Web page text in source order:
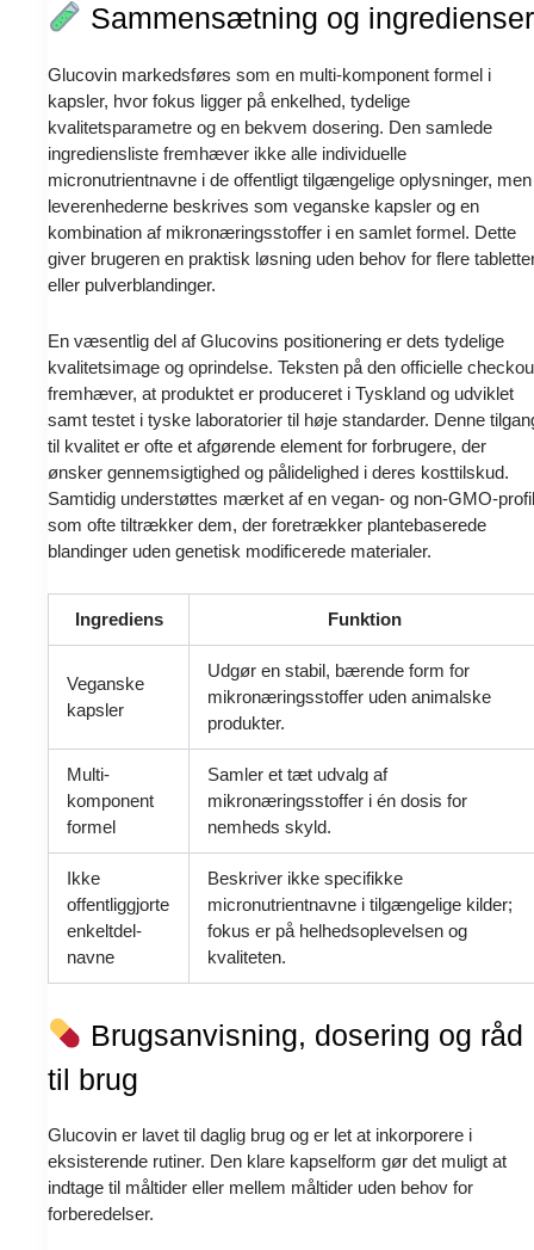
Sammensætning og ingredienser
Glucovin markedsføres som en multi-komponent formel i
kapsler, hvor fokus ligger på enkelhed, tydelige
kvalitetsparametre og en bekvem dosering. Den samlede
ingrediensliste fremhæver ikke alle individuelle
micronutrientnavne i de offentligt tilgængelige oplysninger, men
leverenhederne beskrives som veganske kapsler og en
kombination af mikronæringsstoffer i en samlet formel. Dette
giver brugeren en praktisk løsning uden behov for flere
eller pulverblandinger.
En væsentlig del af Glucovins positionering er dets tydelige
kvalitetsimage og oprindelse. Teksten på den officielle
fremhæver, at produktet er produceret i Tyskland og udviklet
samt testet i tyske laboratorier til høje standarder. Denne
til kvalitet er ofte et afgørende element for forbrugere, der
ønsker gennemsigtighed og pålidelighed i deres kosttilskud.
Samtidig understøttes mærket af en vegan- og non-GMO-
som ofte tiltrækker dem, der foretrækker plantebaserede
blandinger uden genetisk modificerede materialer.
Ingrediens Funktion
Veganske
kapsler
Udgør en stabil, bærende form for
mikronæringsstoffer uden animalske
produkter.
Multi-
komponent
formel
Samler et tæt udvalg af
mikronæringsstoffer i én dosis for
nemheds skyld.
Ikke
offentliggjorte
enkeltdel-
navne
Beskriver ikke specifikke
micronutrientnavne i tilgængelige kilder;
fokus er på helhedsoplevelsen og
kvaliteten.
Brugsanvisning, dosering og råd
til brug
Glucovin er lavet til daglig brug og er let at inkorporere i
eksisterende rutiner. Den klare kapselform gør det muligt at
indtage til måltider eller mellem måltider uden behov for
forberedelser.